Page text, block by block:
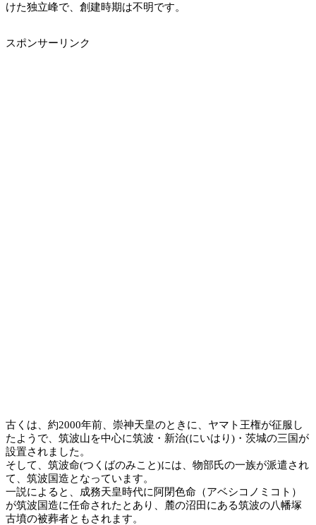
けた独立峰で、創建時期は不明です。
スポンサーリンク
古くは、約2000年前、崇神天皇のときに、ヤマト王権が征服し
たようで、筑波山を中心に筑波・新治(にいはり)・茨城の三国が
設置されました。
そして、筑波命(つくばのみこと)には、物部氏の一族が派遣され
て、筑波国造となっています。
一説によると、成務天皇時代に阿閉色命（アベシコノミコト）
が筑波国造に任命されたとあり、麓の沼田にある筑波の八幡塚
古墳の被葬者ともされます。